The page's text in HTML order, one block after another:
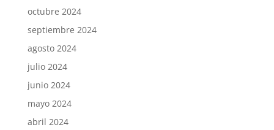
octubre 2024
septiembre 2024
agosto 2024
julio 2024
junio 2024
mayo 2024
abril 2024